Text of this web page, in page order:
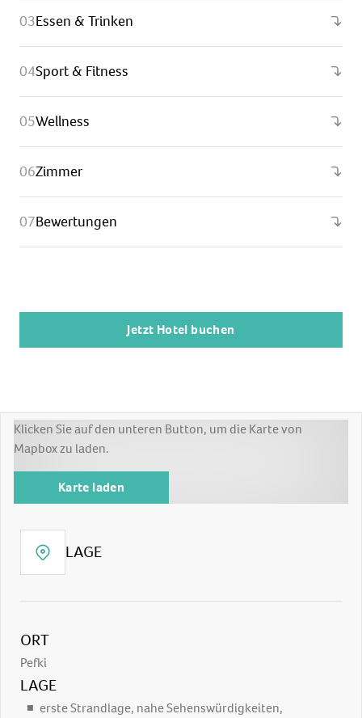
Essen & Trinken
Sport & Fitness
Wellness
Zimmer
Bewertungen
Jetzt Hotel buchen
LAGE
ORT
Pefki
LAGE
erste Strandlage, nahe Sehenswürdigkeiten,
Klicken Sie auf den unteren Button, um die Karte von
Mapbox zu laden.
Karte laden